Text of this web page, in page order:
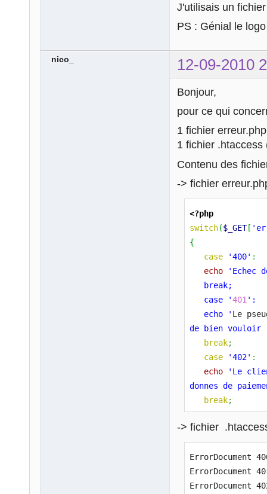
J'utilisais un
PS : Génial le
nico_ 12-09-2010
Bonjour,
pour ce qui
1 fichier
1 fichier
Contenu des
-> fichier
<?php
switch($_GET[
{
case
'400' :
echo
'Echec
break;
case '401 ':
echo ' Le
de bien vouloir
break;
case
'402' :
echo
'Le
donnes de
break;
case '403':
echo
break;
case '404' :
echo 'La
break;
-> fichier
ErrorDocument
ErrorDocument
ErrorDocument